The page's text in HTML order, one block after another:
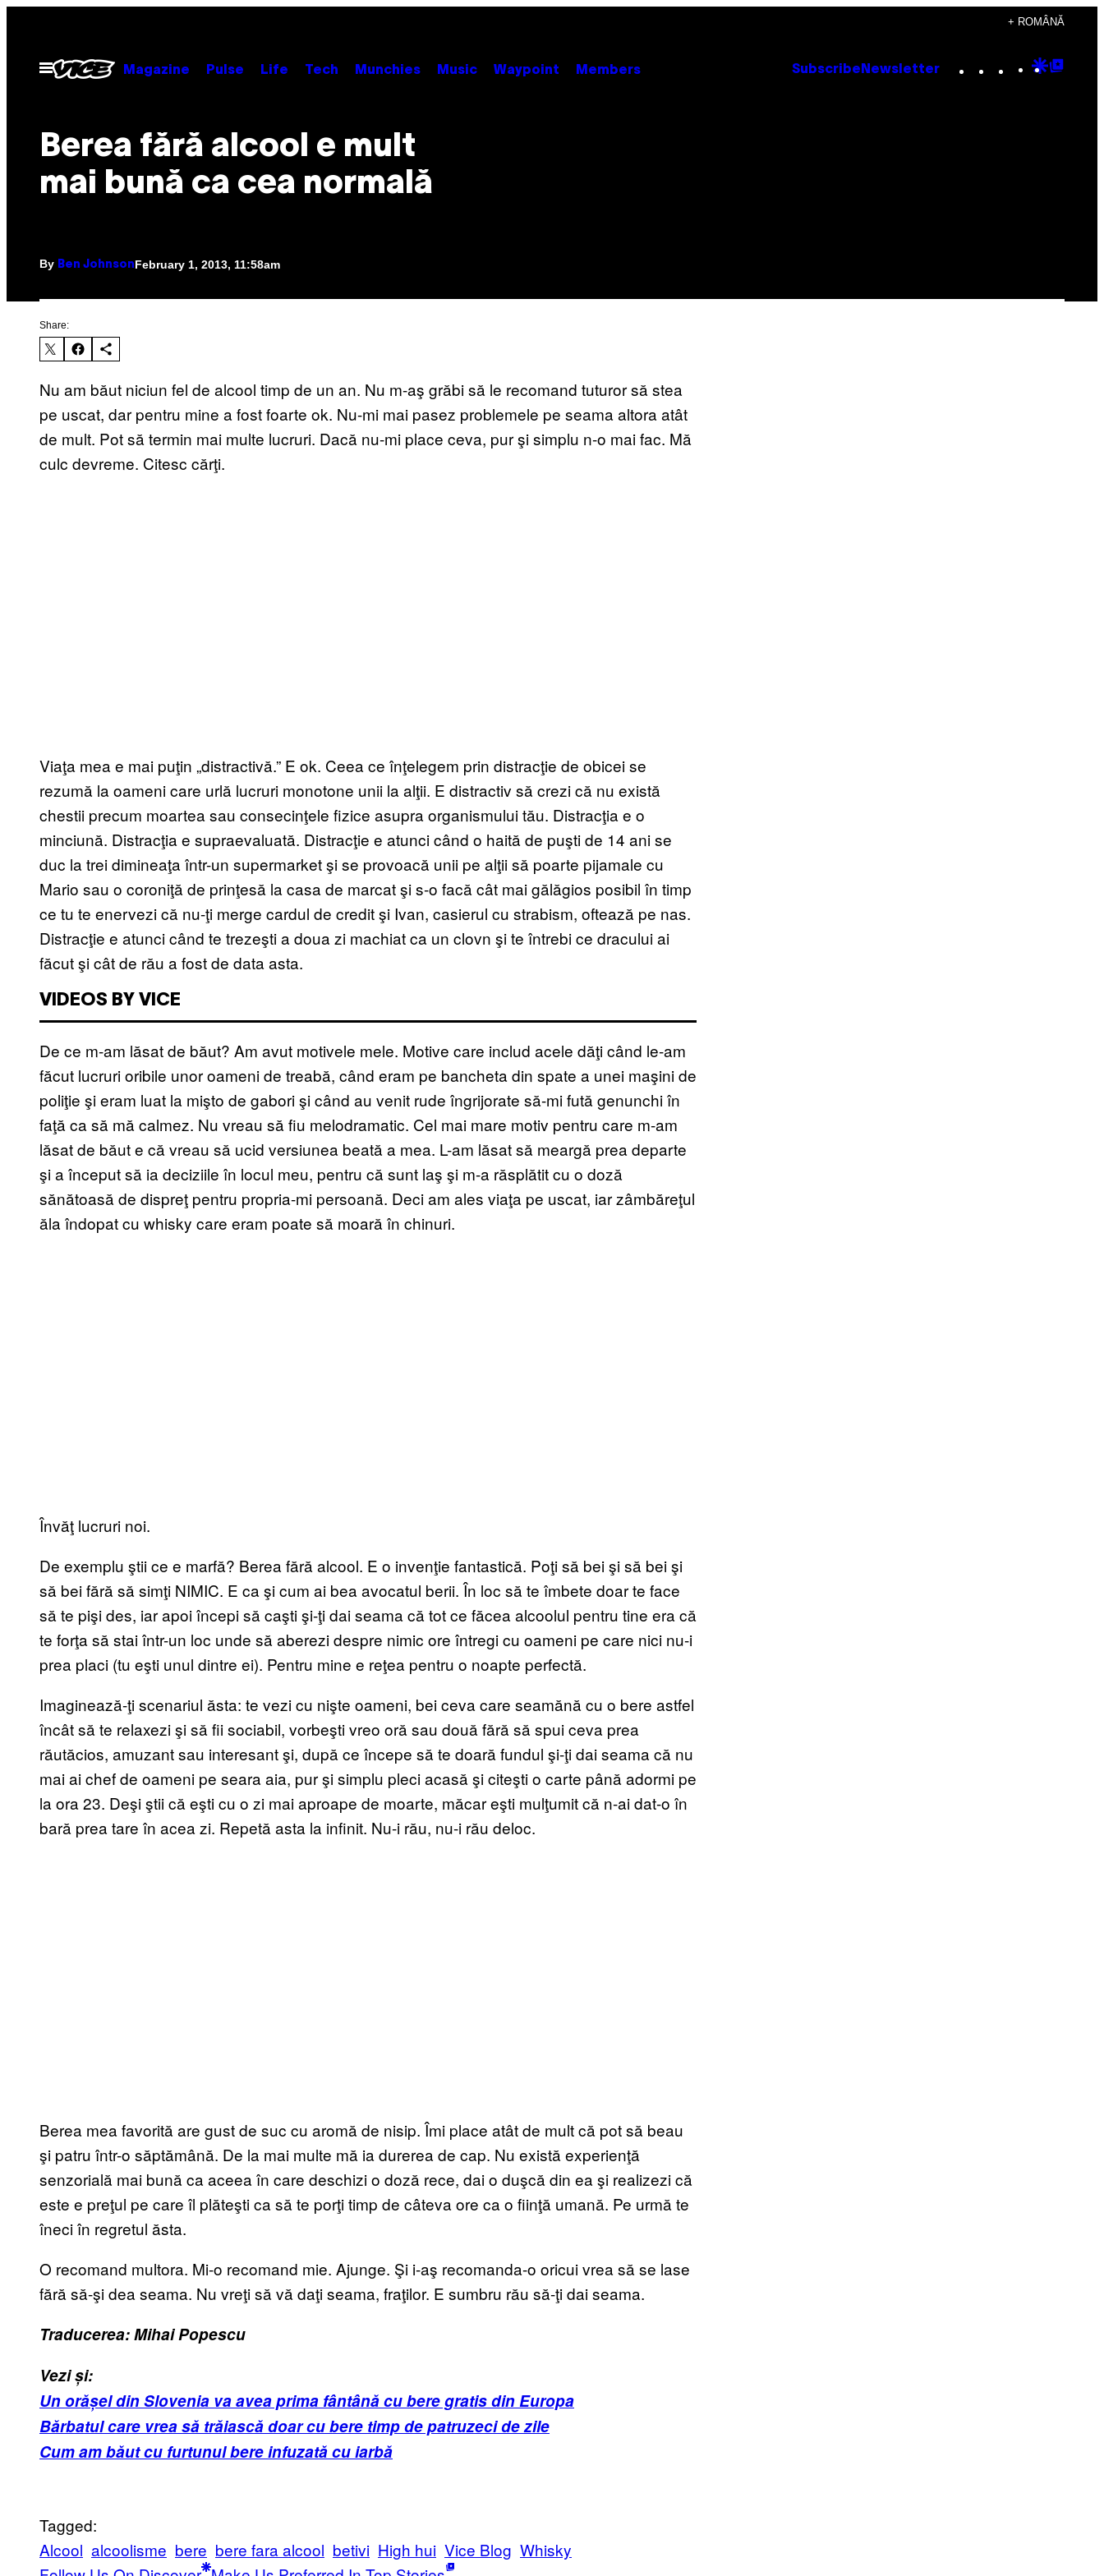
content
+ ROMÂNĂ
Open
Menu
Magazine Pulse Life Tech Munchies Music Waypoint Members Subscribe Newsletter Instagram
TikTok
YouTube
Google
Berea fără alcool e mult
mai bună ca cea normală
By Ben JohnsonFebruary 1, 2013, 11:58am
Share:
Nu am băut niciun fel de alcool timp de un an. Nu m-aş grăbi să le recomand tuturor să stea
pe uscat, dar pentru mine a fost foarte ok. Nu-mi mai pasez problemele pe seama altora atât
de mult. Pot să termin mai multe lucruri. Dacă nu-mi place ceva, pur şi simplu n-o mai fac. Mă
culc devreme. Citesc cărţi.
Viaţa mea e mai puţin „distractivă.” E ok. Ceea ce înţelegem prin distracţie de obicei se
rezumă la oameni care urlă lucruri monotone unii la alţii. E distractiv să crezi că nu există
chestii precum moartea sau consecinţele fizice asupra organismului tău. Distracţia e o
minciună. Distracţia e supraevaluată. Distracţie e atunci când o haită de puşti de 14 ani se
duc la trei dimineaţa într-un supermarket şi se provoacă unii pe alţii să poarte pijamale cu
Mario sau o coroniţă de prinţesă la casa de marcat şi s-o facă cât mai gălăgios posibil în timp
ce tu te enervezi că nu-ţi merge cardul de credit şi Ivan, casierul cu strabism, oftează pe nas.
Distracţie e atunci când te trezeşti a doua zi machiat ca un clovn şi te întrebi ce dracului ai
făcut şi cât de rău a fost de data asta.
VIDEOS BY VICE
De ce m-am lăsat de băut? Am avut motivele mele. Motive care includ acele dăţi când le-am
făcut lucruri oribile unor oameni de treabă, când eram pe bancheta din spate a unei maşini de
poliţie şi eram luat la mişto de gabori şi când au venit rude îngrijorate să-mi fută genunchi în
faţă ca să mă calmez. Nu vreau să fiu melodramatic. Cel mai mare motiv pentru care m-am
lăsat de băut e că vreau să ucid versiunea beată a mea. L-am lăsat să meargă prea departe
şi a început să ia deciziile în locul meu, pentru că sunt laş şi m-a răsplătit cu o doză
sănătoasă de dispreţ pentru propria-mi persoană. Deci am ales viaţa pe uscat, iar zâmbăreţul
ăla îndopat cu whisky care eram poate să moară în chinuri.
Învăţ lucruri noi.
De exemplu ştii ce e marfă? Berea fără alcool. E o invenţie fantastică. Poţi să bei şi să bei şi
să bei fără să simţi NIMIC. E ca şi cum ai bea avocatul berii. În loc să te îmbete doar te face
să te pişi des, iar apoi începi să caşti şi-ţi dai seama că tot ce făcea alcoolul pentru tine era că
te forţa să stai într-un loc unde să aberezi despre nimic ore întregi cu oameni pe care nici nu-i
prea placi (tu eşti unul dintre ei). Pentru mine e reţea pentru o noapte perfectă.
Imaginează-ţi scenariul ăsta: te vezi cu nişte oameni, bei ceva care seamănă cu o bere astfel
încât să te relaxezi şi să fii sociabil, vorbeşti vreo oră sau două fără să spui ceva prea
răutăcios, amuzant sau interesant şi, după ce începe să te doară fundul şi-ţi dai seama că nu
mai ai chef de oameni pe seara aia, pur şi simplu pleci acasă şi citeşti o carte până adormi pe
la ora 23. Deşi ştii că eşti cu o zi mai aproape de moarte, măcar eşti mulţumit că n-ai dat-o în
bară prea tare în acea zi. Repetă asta la infinit. Nu-i rău, nu-i rău deloc.
Berea mea favorită are gust de suc cu aromă de nisip. Îmi place atât de mult că pot să beau
şi patru într-o săptămână. De la mai multe mă ia durerea de cap. Nu există experienţă
senzorială mai bună ca aceea în care deschizi o doză rece, dai o duşcă din ea şi realizezi că
este e preţul pe care îl plăteşti ca să te porţi timp de câteva ore ca o fiinţă umană. Pe urmă te
îneci în regretul ăsta.
O recomand multora. Mi-o recomand mie. Ajunge. Şi i-aş recomanda-o oricui vrea să se lase
fără să-şi dea seama. Nu vreţi să vă daţi seama, fraţilor. E sumbru rău să-ţi dai seama.
Traducerea: Mihai Popescu
Vezi și:
Un orășel din Slovenia va avea prima fântână cu bere gratis din Europa
Bărbatul care vrea să trăiască doar cu bere timp de patruzeci de zile
Cum am băut cu furtunul bere infuzată cu iarbă
Tagged:
Alcool alcoolisme bere bere fara alcool betivi High hui Vice Blog Whisky